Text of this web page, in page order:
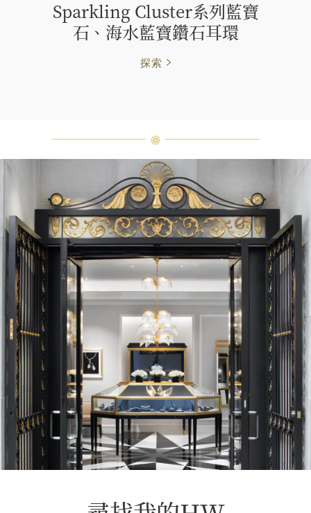
Sparkling Cluster系列藍寶
石、海水藍寶鑽石耳環
探索